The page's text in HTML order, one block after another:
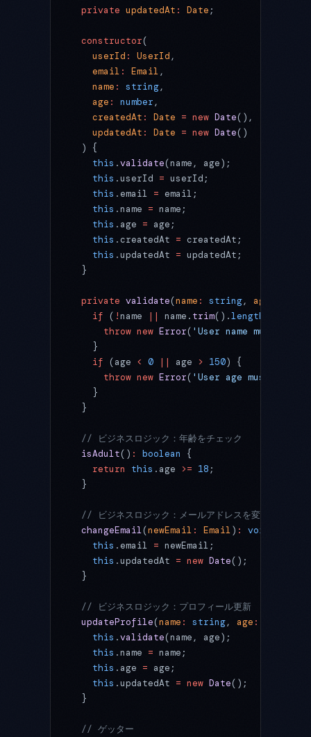
  private
updatedAt : Date ;
  constructor
(
    userId
: UserId ,
    email
: Email ,
    name
: string,
    age
: number ,
    createdAt
: Date = new Date(),
    updatedAt
: Date = new Date()
  ) {
    this
.validate(name, age);
    this
.userId = userId;
    this
.email = email;
    this
.name = name;
    this
.age = age;
    this
.createdAt = createdAt;
    this
.updatedAt = updatedAt;
  }
  private
validate(name : string, age
    if
( !name || name. trim().length
      throw
new Error( 'User name must not
    }
    if
(age < 0 || age > 150) {
      throw
new Error( 'User age must be
    }
  }
  // ビジネスロジック：年齢をチェック
  isAdult
() : boolean
{
    return
this .age >= 18 ;
  }
  // ビジネスロジック：メールアドレスを変更
  changeEmail
(newEmail : Email) : void
    this
.email = newEmail;
    this
.updatedAt = new Date();
  }
  // ビジネスロジック：プロフィール更新
  updateProfile
(name : string, age :
    this
.validate(name, age);
    this
.name = name;
    this
.age = age;
    this
.updatedAt = new Date();
  }
  // ゲッター